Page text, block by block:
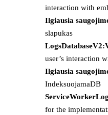
interaction with
Ilgiausia
slapukas
user’s interaction
Ilgiausia
IndeksuojamaDB
for the